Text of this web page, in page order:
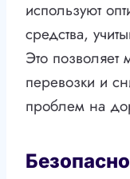
используют
средства,
Это позволяет
перевозки и
проблем на